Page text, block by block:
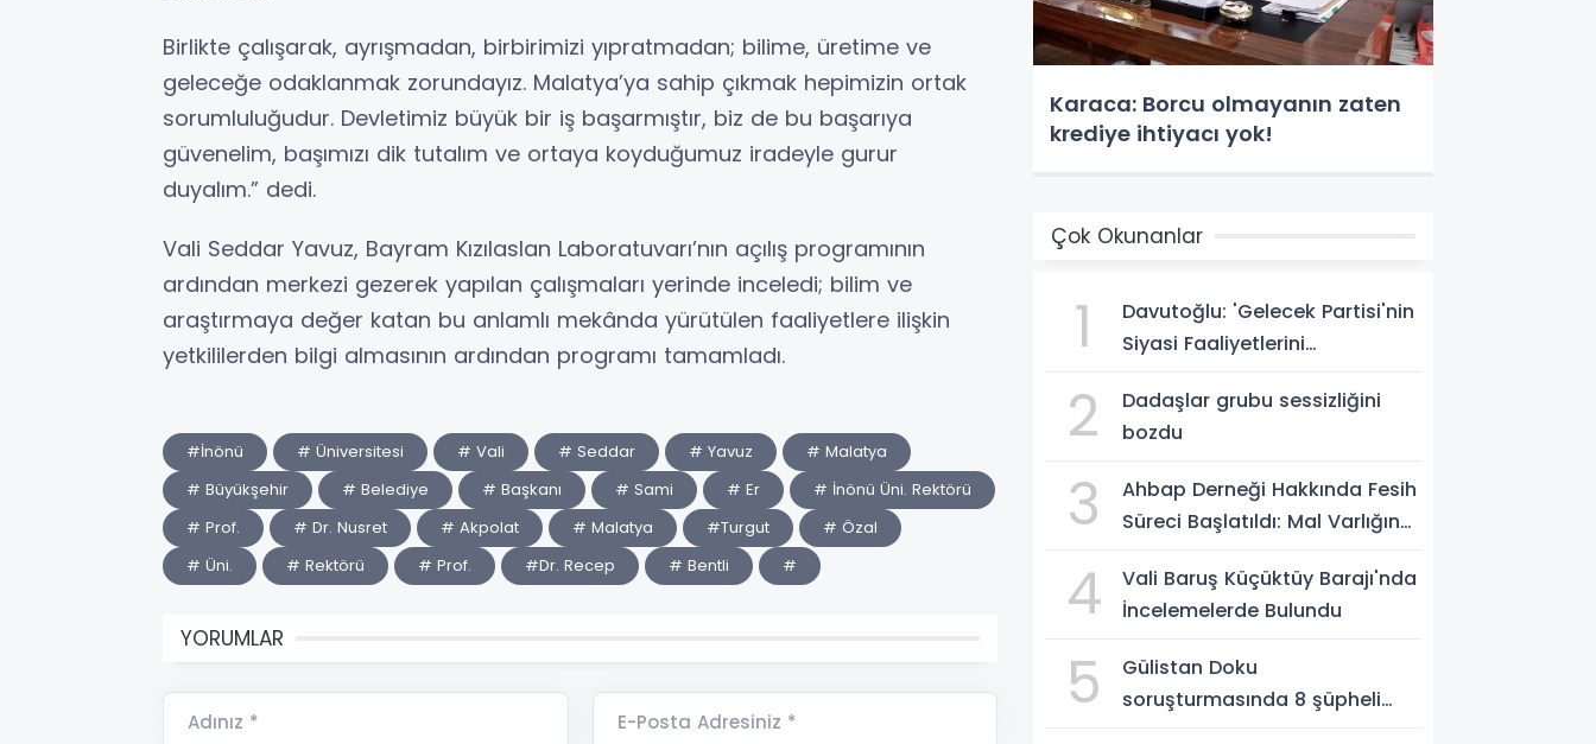
Birlikte çalışarak, ayrışmadan, birbirimizi yıpratmadan; bilime, üretime ve
geleceğe odaklanmak zorundayız. Malatya’ya sahip çıkmak hepimizin ortak
sorumluluğudur. Devletimiz büyük bir iş başarmıştır, biz de bu başarıya
güvenelim, başımızı dik tutalım ve ortaya koyduğumuz iradeyle gurur
duyalım.” dedi.
Vali Seddar Yavuz, Bayram Kızılaslan Laboratuvarı’nın açılış programının
ardından merkezi gezerek yapılan çalışmaları yerinde inceledi; bilim ve
araştırmaya değer katan bu anlamlı mekânda yürütülen faaliyetlere ilişkin
yetkililerden bilgi almasının ardından programı tamamladı.
#İnönü # Üniversitesi # Vali # Seddar # Yavuz
# Malatya
# Büyükşehir
# Belediye # Başkanı # Sami # Er
# İnönü Üni. Rektörü
# Prof.
# Dr. Nusret # Akpolat # Malatya #Turgut
# Özal
# Üni.
# Rektörü # Prof. #Dr. Recep # Bentli #
YORUMLAR
Adınız * E-Posta Adresiniz *
Karaca: Borcu olmayanın zaten
krediye ihtiyacı yok!
Çok Okunanlar
1
Davutoğlu: 'Gelecek Partisi'nin
Siyasi Faaliyetlerini
2
Dadaşlar grubu sessizliğini
bozdu
3
Ahbap Derneği Hakkında Fesih
Süreci Başlatıldı: Mal Varlığına
4
Vali Baruş Küçüktüy Barajı'nda
İncelemelerde Bulundu
5
Gülistan Doku
soruşturmasında 8 şüpheli